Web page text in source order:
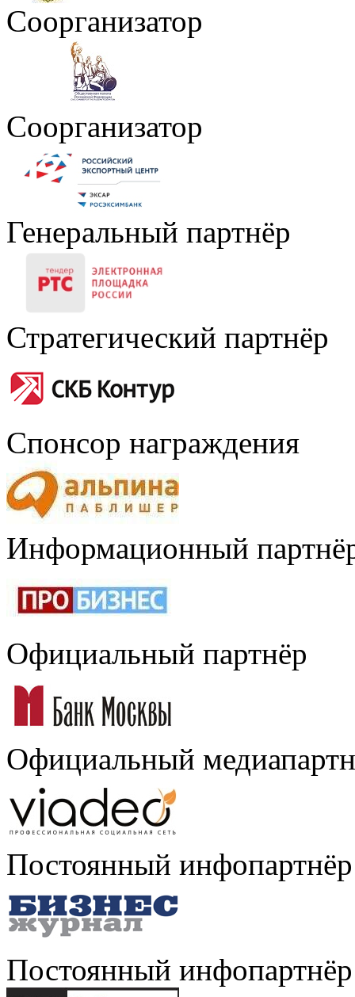
Соорганизатор
Соорганизатор
Генеральный партнёр
Стратегический партнёр
Спонсор награждения
Информационный
Официальный партнёр
Официальный
Постоянный инфопартнёр
Постоянный инфопартнёр